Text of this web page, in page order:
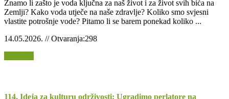
Znamo li zašto je voda ključna za naš život i za život svih bića na
Zemlji? Kako voda utječe na naše zdravlje? Koliko smo svjesni
vlastite potrošnje vode? Pitamo li se barem ponekad koliko ...
14.05.2026. // Otvaranja:298
114. Ideja za kulturu održivosti: Ugradimo perlatore na